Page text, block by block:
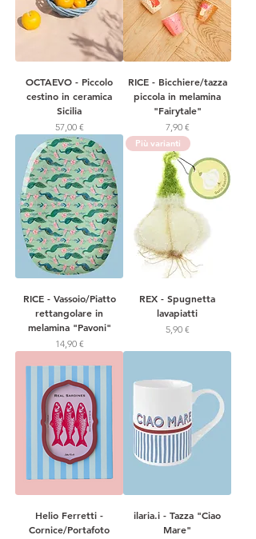
OCTAEVO - Piccolo
cestino in ceramica
Sicilia
Prezzo
57,00 €
RICE - Bicchiere/tazza
piccola in melamina
"Fairytale"
Prezzo
7,90 €
RICE - Vassoio/Piatto
rettangolare in
melamina "Pavoni"
Prezzo
14,90 €
Più varianti
REX - Spugnetta
lavapiatti
Prezzo
5,90 €
Helio Ferretti -
Cornice/Portafoto
ilaria.i - Tazza "Ciao
Mare"